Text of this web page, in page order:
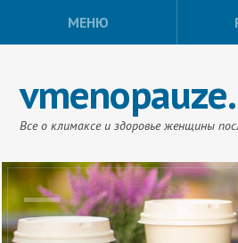
МЕНЮ
Все о климаксе и здоровье женщины